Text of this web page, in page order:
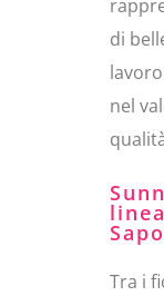
di
nel
Tra i